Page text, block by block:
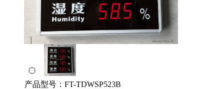
产品型号： FT-TDWSP523B